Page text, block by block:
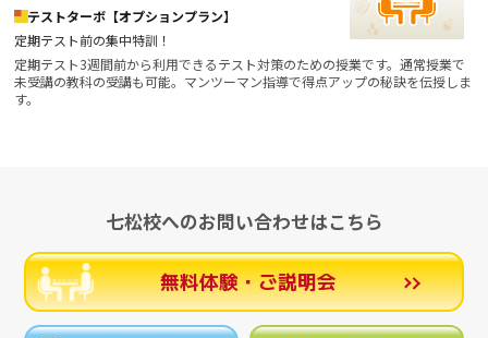
テストターボ【オプションプラン】
定期テスト前の集中特訓！
定期テスト3週間前から利用できるテスト対策のための授業です。通常授業で
未受講の教科の受講も可能。マンツーマン指導で得点アップの秘訣を伝授しま
す。
七松校へのお問い合わせはこちら
無料体験・ご説明会